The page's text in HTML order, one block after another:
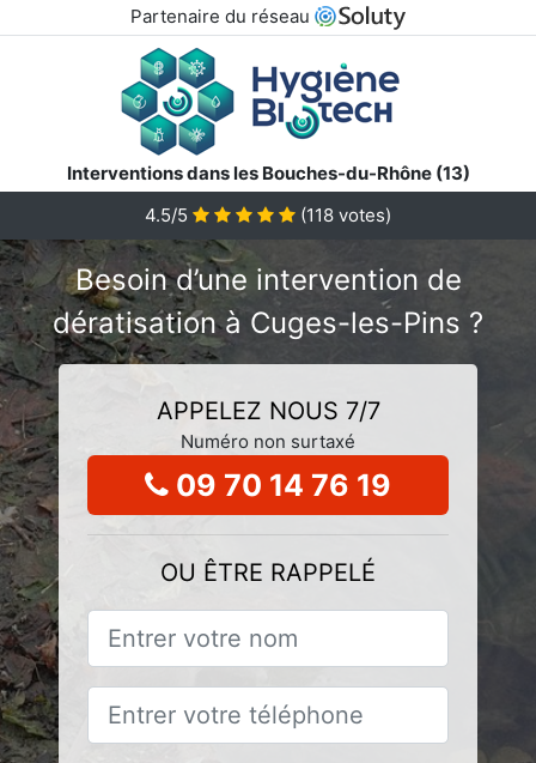
Partenaire du réseau
Interventions dans les Bouches-du-Rhône (13)
4.5/5
(118 votes)
Besoin d’une intervention de
dératisation à Cuges-les-Pins ?
APPELEZ NOUS 7/7
Numéro non surtaxé
09 70 14 76 19
OU ÊTRE RAPPELÉ